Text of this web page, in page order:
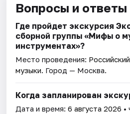
Вопросы и ответы
Где пройдет экскурсия
сборной группы «Мифы о
инструментах»?
Место проведения:
музыки. Город — Москва.
Когда запланирован
Дата и время:6 августа 2026 •